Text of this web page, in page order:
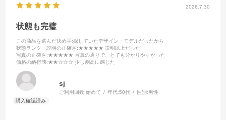
2026.7.30
状態も完璧
この商品を選んだ決め手:探していたデザイン・モデルだったから
状態ランク・説明の正確さ :★★★★★ 説明以上だった
写真の正確さ :★★★★★ 写真の通りで、とても分かりやすかった
価格の納得感:★★☆☆☆ 少し割高に感じた
sj
ご利用回数:始めて 年代:50代 性別:男性